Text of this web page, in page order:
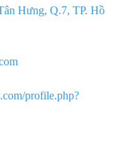
Hưng, Q.7, TP. Hồ
profile.php?